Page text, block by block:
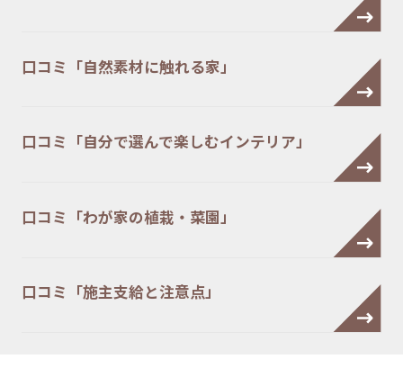
口コミ「自然素材に触れる家」
口コミ「自分で選んで楽しむインテリア」
口コミ「わが家の植栽・菜園」
口コミ「施主支給と注意点」